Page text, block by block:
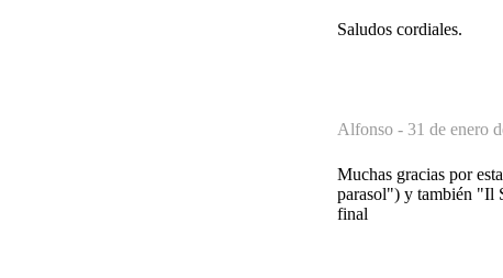
Saludos cordiales.
Alfonso - 31 de enero
Muchas gracias por
parasol") y también "Il
final